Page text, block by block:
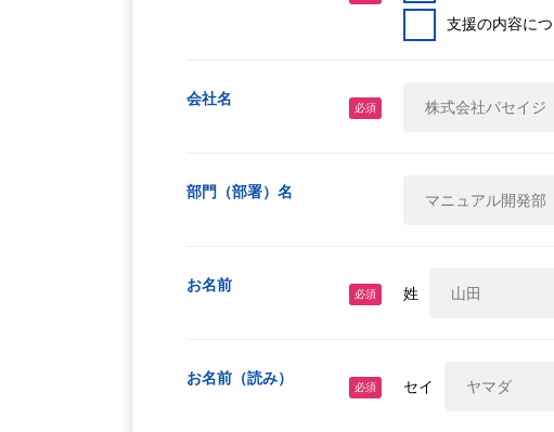
支援の内容に
会社名
必須
部門（部署）名
お名前
必須 姓
お名前（読み）
必須 セイ